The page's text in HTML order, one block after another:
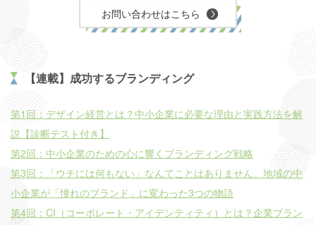
お問い合わせはこちら
【連載】成功するブランディング
第1回：デザイン経営とは？中小企業に必要な理由と実践方法を解
説【診断テスト付き】
第2回：中小企業のための心に響くブランディング戦略
第3回：「ウチには何もない」なんてことはありません。地域の中
小企業が「憧れのブランド」に変わった3つの物語
第4回：CI（コーポレート・アイデンティティ）とは？企業ブラン